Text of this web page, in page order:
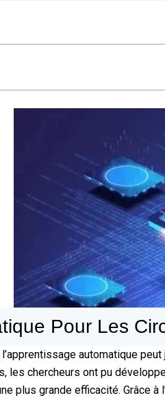
Pour Les
automatique
les chercheurs ont pu
plus grande efficacité. Grâce